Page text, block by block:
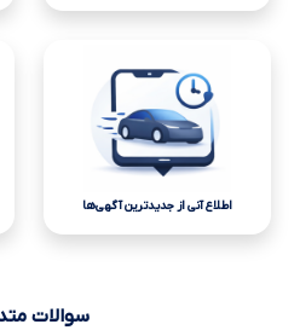
اطلاع آنی از جدیدترین آگهی‌ها
سوالات